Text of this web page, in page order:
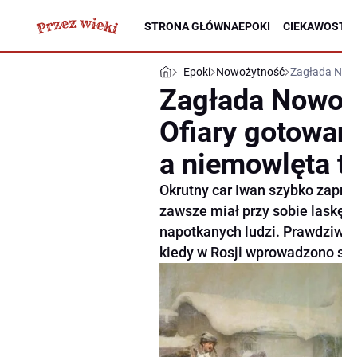
STRONA GŁÓWNAEPOKI
Epoki Nowożytność Zagłada
Zagłada
Ofiary
a niemowlęta
Okrutny car Iwan szybko
zawsze miał przy sobie
napotkanych ludzi.
kiedy w Rosji